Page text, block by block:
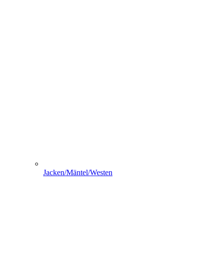
Jacken/Mäntel/Westen